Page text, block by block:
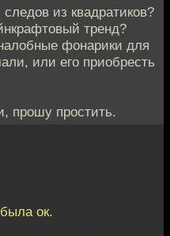
из квадратиков?
тренд?
фонарики для
или его приобресть
прошу простить.
ок.